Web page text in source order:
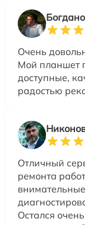
Очень
Мой планшет
доступные,
радостью
Отличный
ремонта
Остался